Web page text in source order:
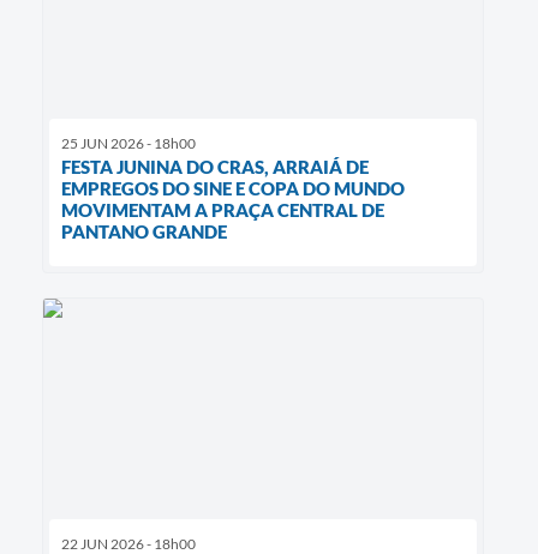
25 JUN 2026 - 18h00
FESTA JUNINA DO CRAS, ARRAIÁ DE
EMPREGOS DO SINE E COPA DO MUNDO
MOVIMENTAM A PRAÇA CENTRAL DE
PANTANO GRANDE
22 JUN 2026 - 18h00